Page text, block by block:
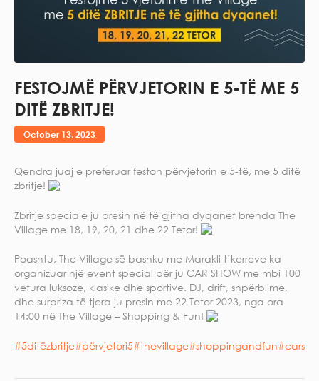
FESTOJMË PËRVJETORIN E 5-TË ME 5
DITË ZBRITJE!
October 13, 2023
Qendra juaj e preferuar feston përvjetorin e 5-të, me 5 ditë
zbritje!
Zbritje speciale ju presin në të gjitha dyqanet brenda The
Village me 18, 19, 20, 21 dhe 22 Tetor!
Poashtu, The Village së bashku me Marakli t’kerreve ka
organizuar një event special për ju CAR SHOW me mbi 100
vetura luksoze, klasike dhe sportive. DJ, drift, shpërblime,
dhe surpriza të tjera ju presin me 22 Tetor 2023, nga ora
14:00 në The Village – Shopping & Fun!
#5ditëzbritje#përvjetori5#thevillage#shoppingandfun